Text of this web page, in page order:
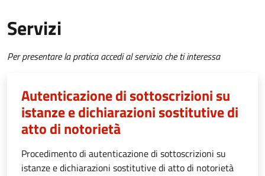
Servizi
Per presentare la pratica accedi al servizio che ti interessa
Autenticazione di sottoscrizioni su
istanze e dichiarazioni sostitutive di
atto di notorietà
Procedimento di autenticazione di sottoscrizioni su
istanze e dichiarazioni sostitutive di atto di notorietà